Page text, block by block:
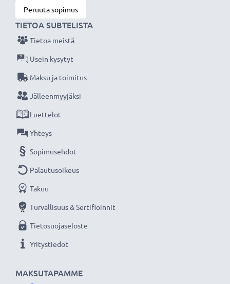
Peruuta sopimus
MAKSUTAPAMME
TIETOA SUBTELISTA
Tietoa meistä
Usein kysytyt
Maksu ja toimitus
Jälleenmyyjäksi
Luettelot
Yhteys
Sopimusehdot
Palautusoikeus
Takuu
Turvallisuus & Sertifioinnit
Tietosuojaseloste
Yritystiedot